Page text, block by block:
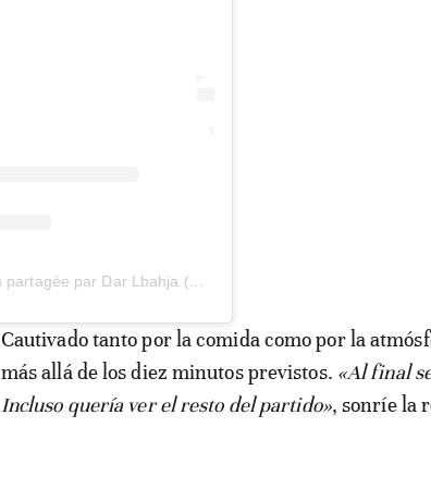
Une publication partagée par Dar Lbahja (@dar_lbahja_nyc)
Cautivado tanto por la comida como por la
más allá de los diez minutos previstos. «Al final
Incluso quería ver el resto del partido», sonríe la